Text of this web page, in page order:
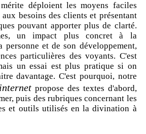
déploient les moyens faciles
aux besoins des clients et présentant
pouvant apporter plus de clarté.
un impact plus concret à la
personne et de son développement,
particulières des voyants. C'est
un essai est plus pratique si on
davantage. C'est pourquoi, notre
propose des textes d'abord,
puis des rubriques concernant les
et outils utilisés en la divination à